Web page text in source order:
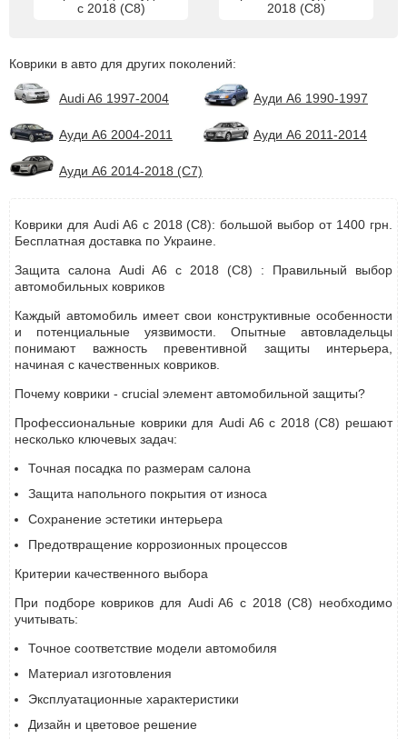
с 2018 (С8)
2018 (С8)
Коврики в авто для других поколений:
Audi A6 1997-2004 Ауди А6 1990-1997
Ауди А6 2004-2011 Ауди А6 2011-2014
Ауди А6 2014-2018 (С7)
Коврики для Audi A6 с 2018 (С8): большой выбор от 1400 грн.
Бесплатная доставка по Украине.
Защита салона Audi A6 с 2018 (С8) : Правильный выбор
автомобильных ковриков
Каждый автомобиль имеет свои конструктивные особенности
и потенциальные уязвимости. Опытные автовладельцы
понимают важность превентивной защиты интерьера,
начиная с качественных ковриков.
Почему коврики - crucial элемент автомобильной защиты?
Профессиональные коврики для Audi A6 с 2018 (С8) решают
несколько ключевых задач:
Точная посадка по размерам салона
Защита напольного покрытия от износа
Сохранение эстетики интерьера
Предотвращение коррозионных процессов
Критерии качественного выбора
При подборе ковриков для Audi A6 с 2018 (С8) необходимо
учитывать:
Точное соответствие модели автомобиля
Материал изготовления
Эксплуатационные характеристики
Дизайн и цветовое решение